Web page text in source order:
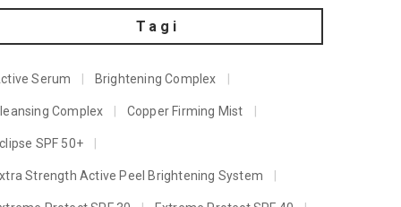
Tagi
Serum Brightening Complex
Complex Copper Firming Mist
SPF 50+
Strength Active Peel Brightening System